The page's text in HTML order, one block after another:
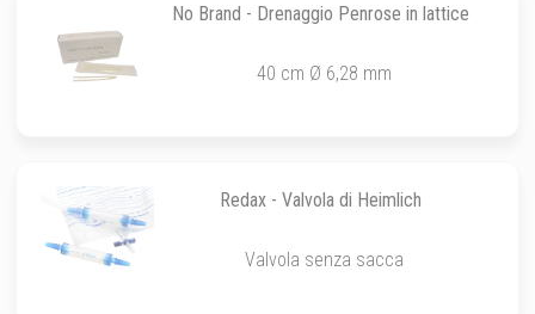
No Brand - Drenaggio Penrose in lattice
40 cm Ø 6,28 mm
Redax - Valvola di Heimlich
Valvola senza sacca